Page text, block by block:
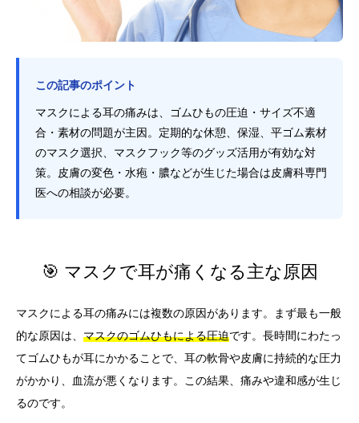
この記事のポイント
マスクによる耳の痛みは、ゴムひもの圧迫・サイズ不適
合・素材の問題が主因。定期的な休憩、保湿、平ゴム素材
のマスク選択、マスクフック等のグッズ活用が有効な対
策。皮膚の変色・水疱・膿などが生じた場合は皮膚科専門
医への相談が必要。
🎯 マスクで耳が痛くなる主な原因
マスクによる耳の痛みには複数の原因があります。まず最も一般
的な原因は、 マスクのゴムひもによる圧迫です。長時間にわたっ
てゴムひもが耳にかかることで、耳の軟骨や皮膚に持続的な圧力
がかかり、血流が悪くなります。この結果、痛みや違和感が生じ
るのです。